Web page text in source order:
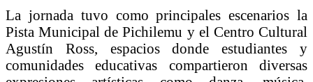
La jornada tuvo como principales escenarios la
Pista Municipal de Pichilemu y el Centro Cultural
Agustín Ross, espacios donde estudiantes y
comunidades educativas compartieron diversas